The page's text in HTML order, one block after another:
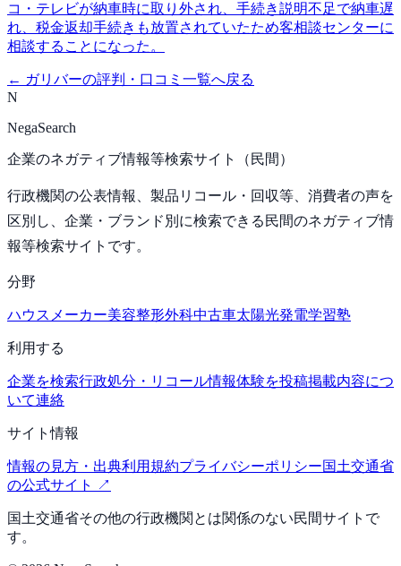
コ・テレビが納車時に取り外され、手続き説明不足で納車遅
れ、税金返却手続きも放置されていたため客相談センターに
相談することになった。
← ガリバーの評判・口コミ一覧へ戻る
N
NegaSearch
企業のネガティブ情報等検索サイト（民間）
行政機関の公表情報、製品リコール・回収等、消費者の声を
区別し、企業・ブランド別に検索できる民間のネガティブ情
報等検索サイトです。
分野
ハウスメーカー美容整形外科中古車太陽光発電学習塾
利用する
企業を検索行政処分・リコール情報体験を投稿掲載内容につ
いて連絡
サイト情報
情報の見方・出典利用規約プライバシーポリシー国土交通省
の公式サイト ↗
国土交通省その他の行政機関とは関係のない民間サイトで
す。